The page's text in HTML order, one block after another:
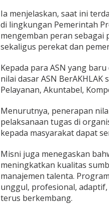
H
L
A
K
d
l
a
m
P
n
g
a
b
i
a
n
Ia menjelaskan, saat ini
di lingkungan Pemerintah
mengemban peran sebagai
sekaligus perekat dan
Kepada para ASN yang
nilai dasar ASN
Pelayanan, Akuntabel,
Menurutnya, penerapan
pelaksanaan tugas di
kepada masyarakat dapat
Misni juga menegaskan
meningkatkan kualitas
manajemen talenta.
unggul, profesional,
terus berkembang.